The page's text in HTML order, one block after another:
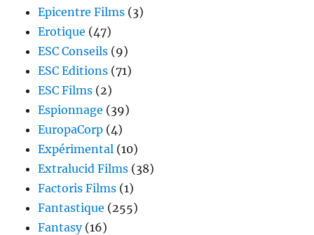
Epicentre Films (3)
Erotique (47)
ESC Conseils (9)
ESC Editions (71)
ESC Films (2)
Espionnage (39)
EuropaCorp (4)
Expérimental (10)
Extralucid Films (38)
Factoris Films (1)
Fantastique (255)
Fantasy(16)